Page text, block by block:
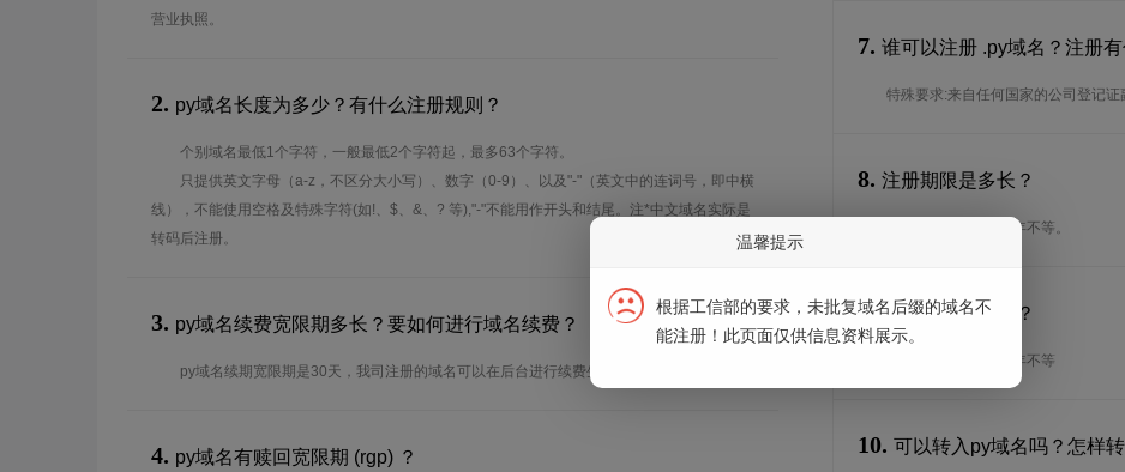
营业执照。
2. py域名长度为多少？有什么注册规则？
个别域名最低1个字符，一般最低2个字符起，最多63个字符。
只提供英文字母（a-z，不区分大小写）、数字（0-9）、以及"-"（英文中的连词号，即中横
线），不能使用空格及特殊字符(如!、$、&、? 等),"-"不能用作开头和结尾。注*中文域名实际是
转码后注册。
3. py域名续费宽限期多长？要如何进行域名续费？
py域名续期宽限期是30天，我司注册的域名可以在后台进行续费生效。
4. py域名有赎回宽限期 (rgp) ？
7. 谁可以注册 .py域名？注册
特殊要求:来自任何国家的公司登记证
8. 注册期限是多长？
注册期限从1年到10年不等。
9. 续期期限是多长？
续期期限从1年到10年不等
10. 可以转入py域名吗？怎样转
温馨提示
根据工信部的要求，未批复域名后缀的域名不
能注册！此页面仅供信息资料展示。